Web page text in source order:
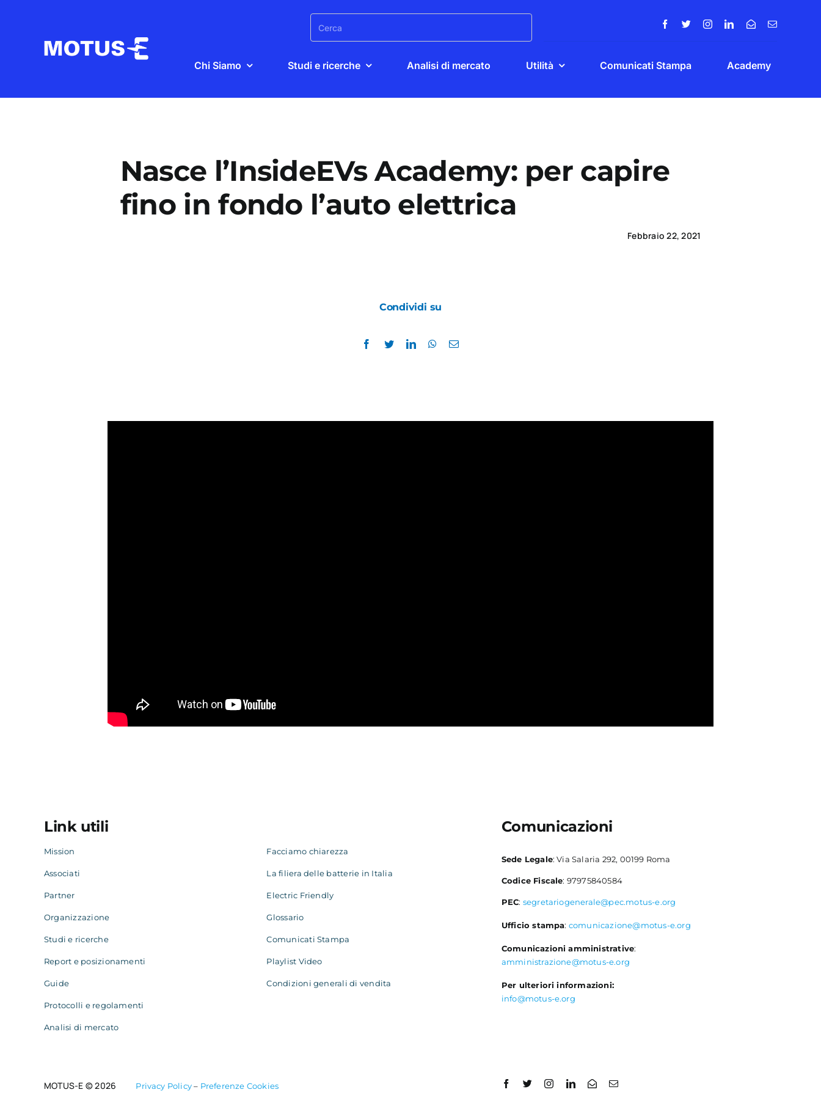
contenuto
Search
for:
Chi Siamo Studi e ricerche Analisi di mercato Utilità Comunicati Stampa Academy
Nasce l’InsideEVs Academy: per capire
fino in fondo l’auto elettrica
Febbraio 22, 2021
Condividi su
Link utili
Mission
Associati
Partner
Organizzazione
Studi e ricerche
Report e posizionamenti
Guide
Protocolli e regolamenti
Analisi di mercato
Facciamo chiarezza
La filiera delle batterie in Italia
Electric Friendly
Glossario
Comunicati Stampa
Playlist Video
Condizioni generali di vendita
Comunicazioni
Sede Legale: Via Salaria 292, 00199 Roma
Codice Fiscale: 97975840584
PEC: segretariogenerale@pec.motus-e.org
Ufficio stampa: comunicazione@motus-e.org
Comunicazioni amministrative:
amministrazione@motus-e.org
Per ulteriori informazioni:
info@motus-e.org
MOTUS-E © 2026 Privacy Policy– Preferenze Cookies